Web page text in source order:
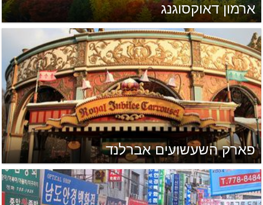
ארמון דאוקסוגנג
פארק השעשועים אברלנד